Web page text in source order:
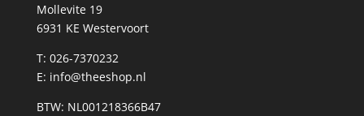
Mollevite 19
6931 KE Westervoort
T: 026-7370232
E: info@theeshop.nl
BTW: NL001218366B47